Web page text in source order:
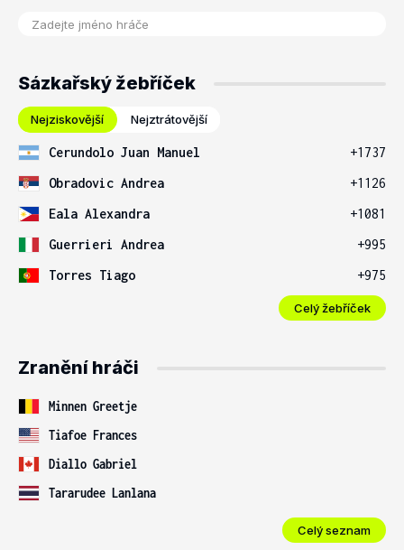
Sázkařský žebříček
Nejziskovější Nejztrátovější
Cerundolo Juan Manuel
+1737
Obradovic Andrea
+1126
Eala Alexandra
+1081
Guerrieri Andrea
+995
Torres Tiago
+975
Celý žebříček
Zranění hráči
Minnen Greetje
Tiafoe Frances
Diallo Gabriel
Tararudee Lanlana
Celý seznam